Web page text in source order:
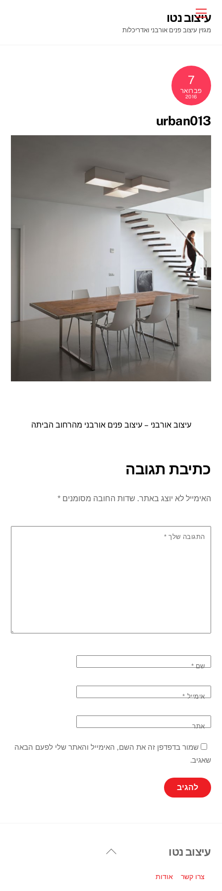
content
Menu
עיצוב נטו
מגזין עיצוב פנים אורבני ואדריכלות
7
פברואר
2016
urban013
עיצוב אורבני – עיצוב פנים אורבני מהרחוב הביתה
כתיבת תגובה
האימייל לא יוצג באתר. שדות החובה מסומנים*
התגובה שלך *
שם*
אימייל*
אתר
שמור בדפדפן זה את השם, האימייל והאתר שלי לפעם הבאה
שאגיב.
Back
עיצוב נטו
צרו קשר אודות